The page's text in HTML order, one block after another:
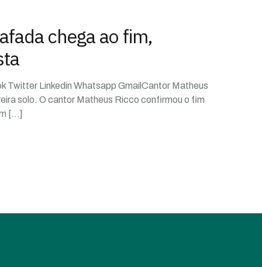
chega ao fim,
Twitter Linkedin Whatsapp GmailCantor Matheus
solo. O cantor Matheus Ricco confirmou o fim
[…]